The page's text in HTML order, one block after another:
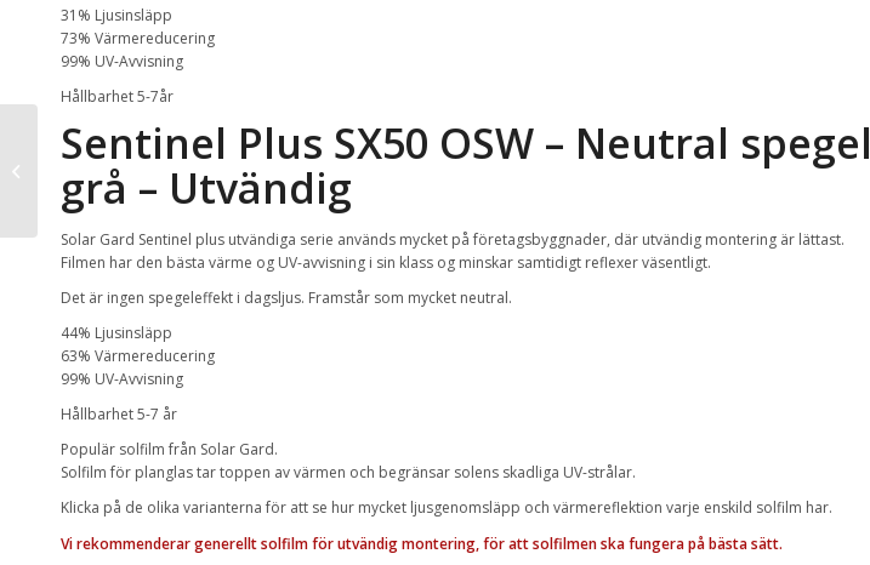
31% Ljusinsläpp
73% Värmereducering
99% UV-Avvisning
Hållbarhet 5-7år
Sentinel Plus SX50 OSW – Neutral spegel
grå – Utvändig
Solar Gard Sentinel plus utvändiga serie används mycket på företagsbyggnader, där utvändig montering är lättast.
Filmen har den bästa värme og UV-avvisning i sin klass og minskar samtidigt reflexer väsentligt.
Det är ingen spegeleffekt i dagsljus. Framstår som mycket neutral.
44% Ljusinsläpp
63% Värmereducering
99% UV-Avvisning
Hållbarhet 5-7 år
Populär solfilm från Solar Gard.
Solfilm för planglas tar toppen av värmen och begränsar solens skadliga UV-strålar.
Klicka på de olika varianterna för att se hur mycket ljusgenomsläpp och värmereflektion varje enskild solfilm har.
Vi rekommenderar generellt solfilm för utvändig montering, för att solfilmen ska fungera på bästa sätt.
Fri kontorsinredning
kan leda till stora
produktivitetsvinster